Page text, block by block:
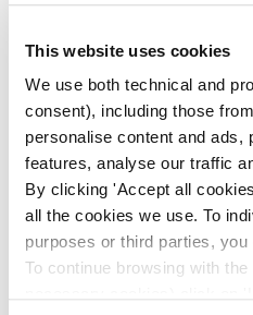
This website uses cookies
We use both technical and
consent), including those
personalise content and ads,
features, analyse our traffic
By clicking 'Accept all
all the cookies we use. To
purposes or third parties,
To continue browsing with
Quantità
Aggiungi al
DESCRIZIONE
Nuovi termometri digitali